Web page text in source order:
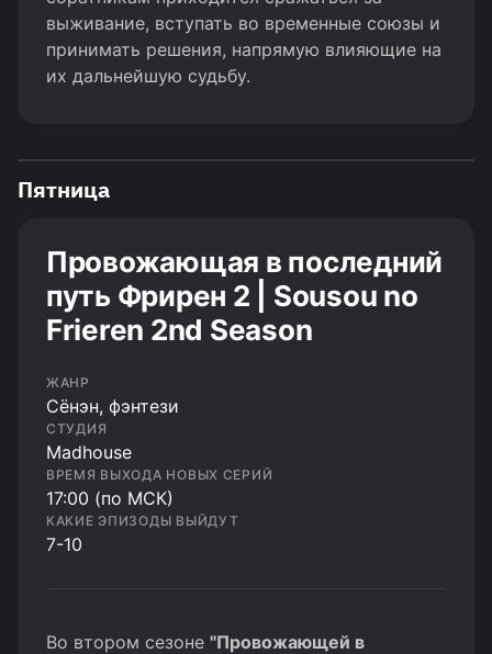
выживание, вступать во временные союзы и
принимать решения, напрямую влияющие на
их дальнейшую судьбу.
Пятница
Провожающая в последний
путь Фрирен 2 | Sousou no
Frieren 2nd Season
ЖАНР
Cёнэн, фэнтези
СТУДИЯ
Madhouse
ВРЕМЯ ВЫХОДА НОВЫХ СЕРИЙ
17:00 (по МСК)
КАКИЕ ЭПИЗОДЫ ВЫЙДУТ
7-10
Во втором сезоне "Провожающей в